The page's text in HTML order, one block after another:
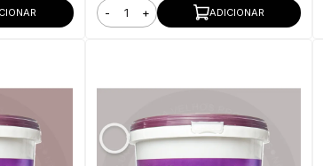
- + ADICIONAR